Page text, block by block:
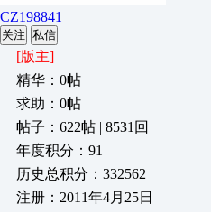
CZ198841
关注 私信
[版主]
精华：0帖
求助：0帖
帖子：622帖 | 8531回
年度积分：91
历史总积分：332562
注册：2011年4月25日